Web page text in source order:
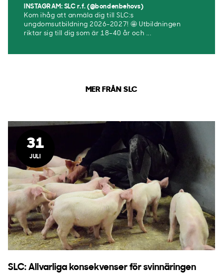
INSTAGRAM: SLC r.f. (@bondenbehovs)
Kom ihåg att anmäla dig till SLC:s
ungdomsutbildning 2026-2027! 🤩 Utbildningen
riktar sig till dig som är 18–40 år och ...
MER FRÅN SLC
31
JULI
SLC: Allvarliga konsekvenser för svinnäringen